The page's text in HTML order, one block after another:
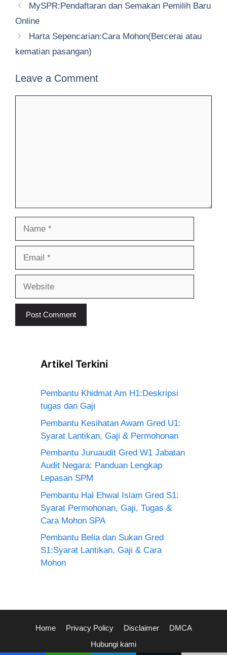
MySPR:Pendaftaran dan Semakan Pemilih Baru
Online
Harta Sepencarian:Cara Mohon(Bercerai atau
kematian pasangan)
Leave a Comment
Artikel Terkini
Pembantu Khidmat Am H1:Deskripsi
tugas dan Gaji
Pembantu Kesihatan Awam Gred U1:
Syarat Lantikan, Gaji & Permohonan
Pembantu Juruaudit Gred W1 Jabatan
Audit Negara: Panduan Lengkap
Lepasan SPM
Pembantu Hal Ehwal Islam Gred S1:
Syarat Permohonan, Gaji, Tugas &
Cara Mohon SPA
Pembantu Belia dan Sukan Gred
S1:Syarat Lantikan, Gaji & Cara
Mohon
Home Privacy Policy Disclaimer
DMCA
Hubungi kami